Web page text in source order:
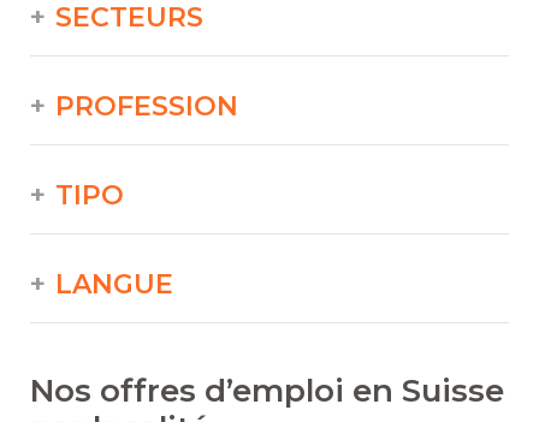
SECTEURS
PROFESSION
TIPO
LANGUE
Nos offres d’emploi en Suisse